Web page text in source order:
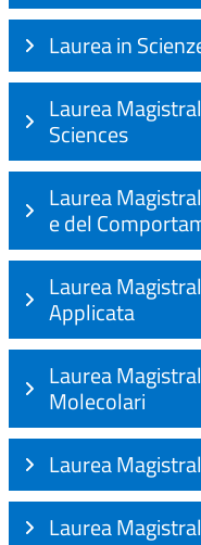
Laurea in
Laurea
Sciences
Laurea
e del
Laurea
Applicata
Laurea
Molecolari
Laurea
Laurea